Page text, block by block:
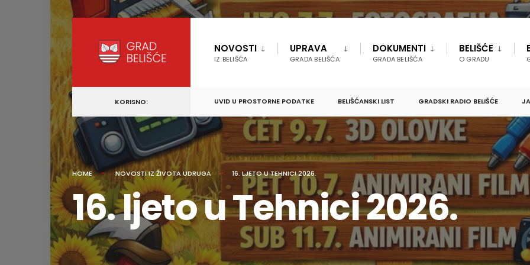
content
NOVOSTI
IZ BELIŠĆA
UPRAVA
GRADA BELIŠĆA
DOKUMENTI
GRADA BELIŠĆA
BELIŠĆE
O GRADU
KORISNO: UVID U PROSTORNE PODATKE BELIŠĆANSKI LIST GRADSKI RADIO BELIŠĆE
HOME NOVOSTI IZ ŽIVOTA UDRUGA 16. LJETO U TEHNICI 2026.
16. ljeto u Tehnici 2026.